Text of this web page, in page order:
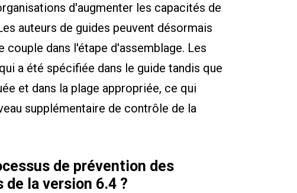
d'augmenter les capacités de
auteurs de guides peuvent désormais
dans l'étape d'assemblage. Les
a été spécifiée dans le guide tandis que
et dans la plage appropriée, ce qui
supplémentaire de contrôle de la
de prévention des
la version 6.4 ?